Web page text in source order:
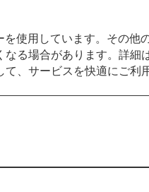
使用しています。その他
なる場合があります。詳細
、サービスを快適にご利